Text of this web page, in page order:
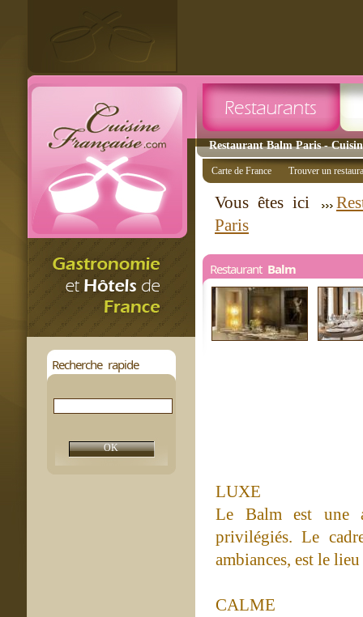
Restaurant Balm Paris -
Recherche rapide
Carte de France Trouver un
Vous êtes ici
Paris
Restaurant Balm
LUXE
Le Balm est une
privilégiés. Le
ambiances, est le
CALME